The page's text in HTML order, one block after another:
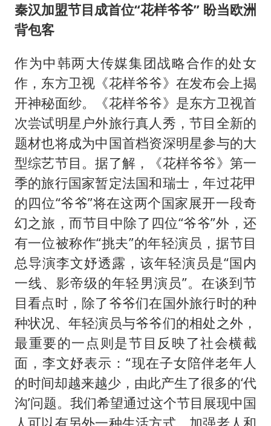
秦汉加盟节目成首位“花样爷爷” 盼当欧洲
背包客
作为中韩两大传媒集团战略合作的处女
作，东方卫视《花样爷爷》在发布会上揭
开神秘面纱。《花样爷爷》是东方卫视首
次尝试明星户外旅行真人秀，节目全新的
题材也将成为中国首档资深明星参与的大
型综艺节目。据了解，《花样爷爷》第一
季的旅行国家暂定法国和瑞士，年过花甲
的四位“爷爷”将在这两个国家展开一段奇
幻之旅，而节目中除了四位“爷爷”外，还
有一位被称作“挑夫”的年轻演员，据节目
总导演李文妤透露，该年轻演员是“国内
一线、影帝级的年轻男演员”。在谈到节
目看点时，除了爷爷们在国外旅行时的种
种状况、年轻演员与爷爷们的相处之外，
最重要的一点则是节目反映了社会横截
面，李文妤表示：“现在子女陪伴老年人
的时间却越来越少，由此产生了很多的‘代
沟’问题。我们希望通过这个节目展现中国